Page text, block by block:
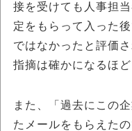
接を受けても人事担
定をもらって入った
ではなかったと評価
指摘は確かになるほ
また、「過去にこの
たメールをもらえた